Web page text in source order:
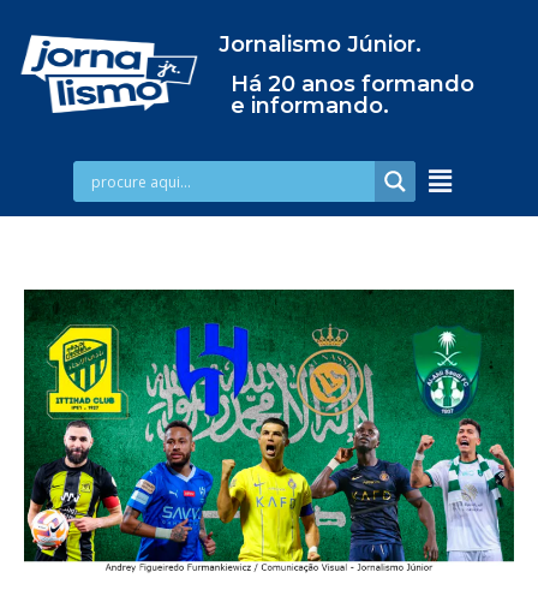
Jornalismo Júnior.
Há 20 anos formando
e informando.